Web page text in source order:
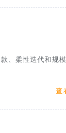
、柔性迭代和规
查